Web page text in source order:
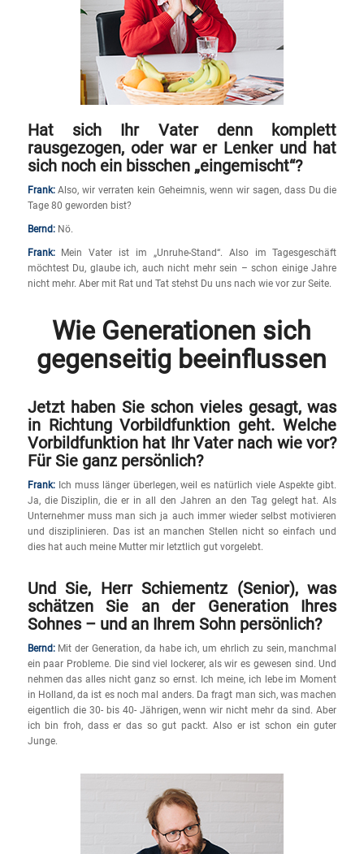
Hat sich Ihr Vater denn komplett
rausgezogen, oder war er Lenker und hat
sich noch ein bisschen „eingemischt“?
Frank:Also, wir verraten kein Geheimnis, wenn wir sagen, dass Du die
Tage 80 geworden bist?
Bernd: Nö.
Frank:
Mein Vater ist im „Unruhe-Stand“. Also im Tagesgeschäft
möchtest Du, glaube ich, auch nicht mehr sein – schon einige Jahre
nicht mehr. Aber mit Rat und Tat stehst Du uns nach wie vor zur Seite.
Wie Generationen sich
gegenseitig beeinflussen
Jetzt haben Sie schon vieles gesagt, was
in Richtung Vorbildfunktion geht. Welche
Vorbildfunktion hat Ihr Vater nach wie vor?
Für Sie ganz persönlich?
Frank: Ich muss länger überlegen, weil es natürlich viele Aspekte gibt.
Ja, die Disziplin, die er in all den Jahren an den Tag gelegt hat. Als
Unternehmer muss man sich ja auch immer wieder selbst motivieren
und disziplinieren. Das ist an manchen Stellen nicht so einfach und
dies hat auch meine Mutter mir letztlich gut vorgelebt.
Und Sie, Herr Schiementz (Senior), was
schätzen Sie an der Generation Ihres
Sohnes – und an Ihrem Sohn persönlich?
Bernd: Mit der Generation, da habe ich, um ehrlich zu sein, manchmal
ein paar Probleme. Die sind viel lockerer, als wir es gewesen sind. Und
nehmen das alles nicht ganz so ernst. Ich meine, ich lebe im Moment
in Holland, da ist es noch mal anders. Da fragt man sich, was machen
eigentlich die 30- bis 40- Jährigen, wenn wir nicht mehr da sind. Aber
ich bin froh, dass er das so gut packt. Also er ist schon ein guter
Junge.